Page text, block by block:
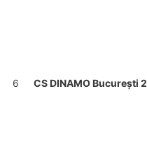
6 CS DINAMO București 2